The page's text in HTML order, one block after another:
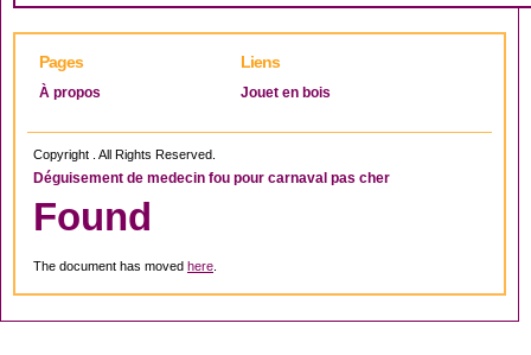
Pages
À propos
Liens
Jouet en bois
Copyright . All Rights Reserved.
Déguisement de medecin fou pour carnaval pas cher
Found
The document has moved here